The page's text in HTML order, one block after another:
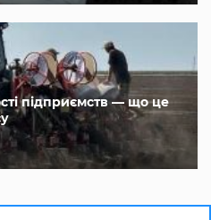
підприємств — що це